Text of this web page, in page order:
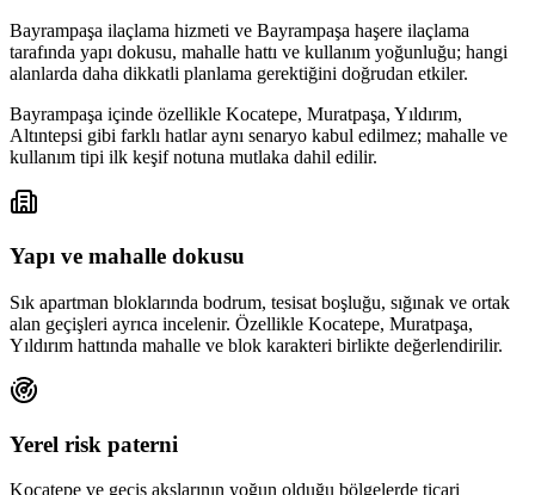
Bayrampaşa ilaçlama hizmeti ve Bayrampaşa haşere ilaçlama
tarafında yapı dokusu, mahalle hattı ve kullanım yoğunluğu; hangi
alanlarda daha dikkatli planlama gerektiğini doğrudan etkiler.
Bayrampaşa içinde özellikle Kocatepe, Muratpaşa, Yıldırım,
Altıntepsi gibi farklı hatlar aynı senaryo kabul edilmez; mahalle ve
kullanım tipi ilk keşif notuna mutlaka dahil edilir.
Yapı ve mahalle dokusu
Sık apartman bloklarında bodrum, tesisat boşluğu, sığınak ve ortak
alan geçişleri ayrıca incelenir. Özellikle Kocatepe, Muratpaşa,
Yıldırım hattında mahalle ve blok karakteri birlikte değerlendirilir.
Yerel risk paterni
Kocatepe ve geçiş akslarının yoğun olduğu bölgelerde ticari